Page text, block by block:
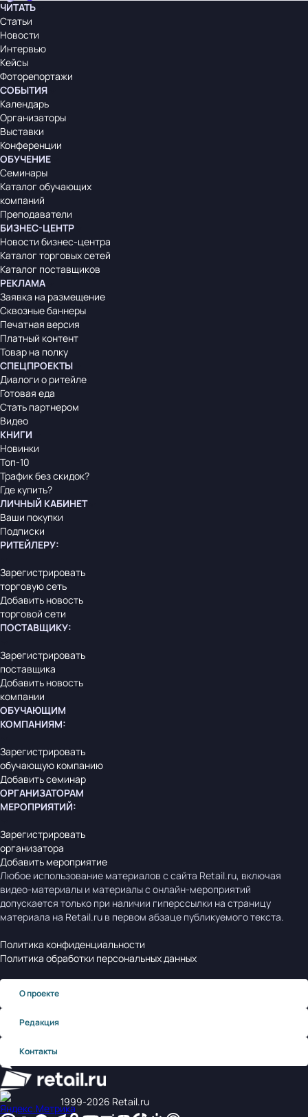
ЧИТАТЬ
Статьи
Новости
Интервью
Кейсы
Фоторепортажи
СОБЫТИЯ
Календарь
Организаторы
Выставки
Конференции
ОБУЧЕНИЕ
Семинары
Каталог обучающих
компаний
Преподаватели
БИЗНЕС-ЦЕНТР
Новости бизнес-центра
Каталог торговых сетей
Каталог поставщиков
РЕКЛАМА
Заявка на размещение
Сквозные баннеры
Печатная версия
Платный контент
Товар на полку
СПЕЦПРОЕКТЫ
Диалоги о ритейле
Готовая еда
Стать партнером
Видео
КНИГИ
Новинки
Топ-10
Трафик без скидок?
Где купить?
ЛИЧНЫЙ КАБИНЕТ
Ваши покупки
Подписки
РИТЕЙЛЕРУ:
Зарегистрировать
торговую сеть
Добавить новость
торговой сети
ПОСТАВЩИКУ:
Зарегистрировать
поставщика
Добавить новость
компании
ОБУЧАЮЩИМ
КОМПАНИЯМ:
Зарегистрировать
обучающую компанию
Добавить семинар
ОРГАНИЗАТОРАМ
МЕРОПРИЯТИЙ:
Зарегистрировать
организатора
Добавить мероприятие
Любое использование материалов с сайта Retail.ru, включая
видео-материалы и материалы с онлайн-мероприятий
допускается только при наличии гиперссылки на страницу
материала на Retail.ru в первом абзаце публикуемого текста.
Политика конфиденциальности
Политика обработки персональных данных
О проекте
Редакция
Контакты
1999‑2026 Retail.ru